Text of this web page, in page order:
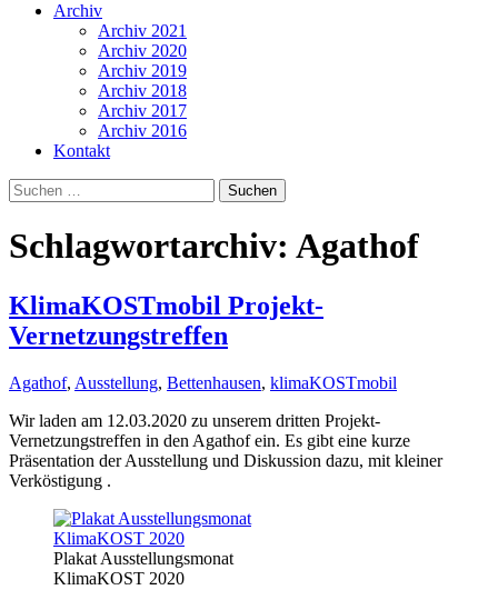
Archiv
Archiv 2021
Archiv 2020
Archiv 2019
Archiv 2018
Archiv 2017
Archiv 2016
Kontakt
Suchen
nach:
Schlagwortarchiv: Agathof
KlimaKOSTmobil Projekt-
Vernetzungstreffen
Agathof, Ausstellung, Bettenhausen, klimaKOSTmobil
Wir laden am 12.03.2020 zu unserem dritten Projekt-
Vernetzungstreffen in den Agathof ein. Es gibt eine kurze
Präsentation der Ausstellung und Diskussion dazu, mit kleiner
Verköstigung .
Plakat Ausstellungsmonat
KlimaKOST 2020